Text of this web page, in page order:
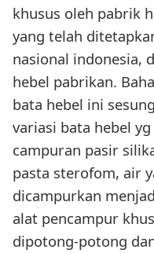
khusus oleh pabrik
yang telah
nasional indonesia,
hebel pabrikan.
bata hebel ini
variasi bata hebel
campuran pasir
pasta sterofom, air
dicampurkan
alat pencampur
dipotong-potong